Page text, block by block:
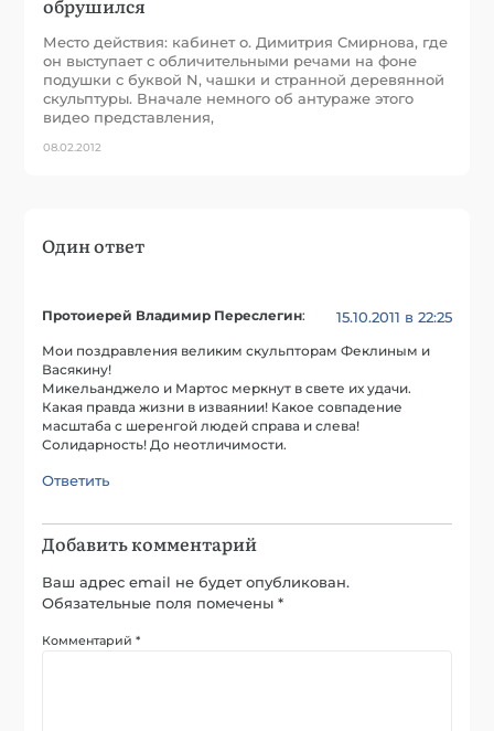
Место действия: кабинет о. Димитрия Смирнова, где
он выступает с обличительными речами на фоне
подушки с буквой N, чашки и странной деревянной
скульптуры. Вначале немного об антураже этого
видео представления,
08.02.2012
Один ответ
Протоиерей Владимир Переслегин: 15.10.2011 в 22:25
Мои поздравления великим скульпторам Феклиным и
Васякину!
Микельанджело и Мартос меркнут в свете их удачи.
Какая правда жизни в изваянии! Какое совпадение
масштаба с шеренгой людей справа и слева!
Солидарность! До неотличимости.
Ответить
Добавить комментарий
Ваш адрес email не будет опубликован.
Обязательные поля помечены*
Комментарий*